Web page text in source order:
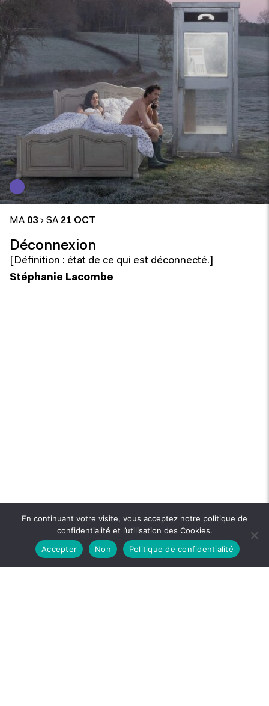
MA 03 SA 21 OCT
Déconnexion
[Définition : état de ce qui est déconnecté.]
Stéphanie Lacombe
En continuant votre visite, vous acceptez notre politique de
confidentialité et l’utilisation des Cookies.
Accepter
Non Politique de confidentialité